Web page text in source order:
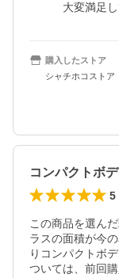
大変満足して
購入したストア
シャチホコストア
コンパクトボ
5
この商品を選ん
ラスの面積が今
りコンパクトボ
ついては、前回